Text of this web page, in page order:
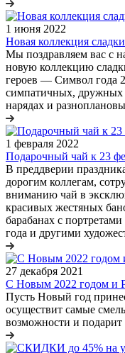
1 июня 2022
Новая коллекция
Мы поздравляем вас с
новую коллекцию
героев — Символ года
симпатичных,
нарядах и
1 февраля 2022
Подарочный чай к 23
В преддверии
дорогим коллегам,
вниманию чай в
красивых жестяных
барабанах с
года и другими
27 декабря 2021
С Новым 2022 годом и
Пусть Новый год
осуществит самые
возможности и